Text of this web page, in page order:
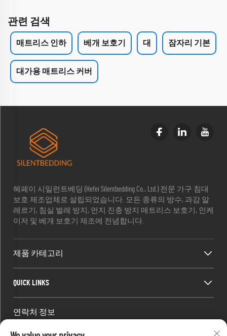
관련 검색
매트리스 인하 베개 보호기 대 잠자리 기본
대가용 매트리스 커버
헤페이 시일런트베딩 (Hefei Silentbedding Co., Ltd.) 전문 가구 침대
보호 제조업체로 설립되었습니다. 모든 종류의 방수, 과감 알
레르기, 침실 벌레 방지, 먼지 진충 방지 매트리스 보호기, 인케
이저 및 베개 보호기 제조에 전념합니다.
제품 카테고리
QUICK LINKS
연락처 정보
Office add : 방 1910, 블록 C, 후이징 시내 중심, 왕지안 서쪽 도로,